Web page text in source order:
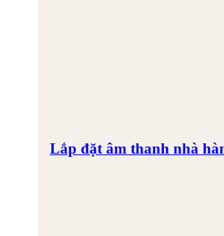
Lắp đặt âm thanh nhà